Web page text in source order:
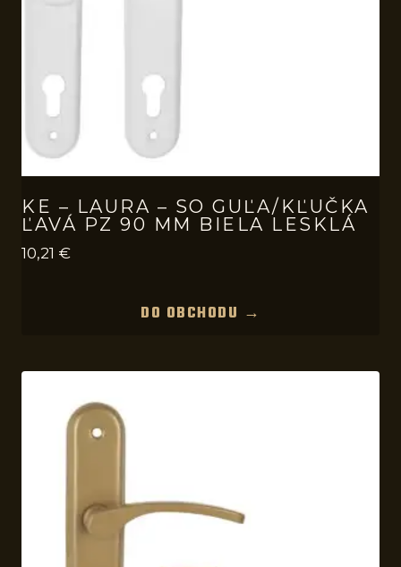
KE – LAURA – SO GUĽA/KĽUČKA
ĽAVÁ PZ 90 MM BIELA LESKLÁ
10,21 €
DO OBCHODU →